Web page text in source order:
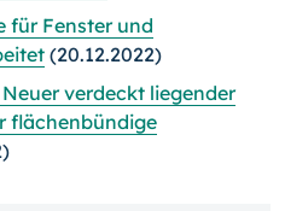
für Fenster und
(20.12.2022)
verdeckt liegender
flächenbündige